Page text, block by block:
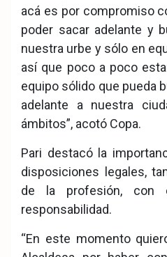
acá es por compromiso
poder sacar adelante y
nuestra urbe y sólo en
así que poco a poco
equipo sólido que pueda
adelante a nuestra
ámbitos”, acotó Copa.
Pari destacó la
disposiciones legales,
de la profesión, con
responsabilidad.
“En este momento